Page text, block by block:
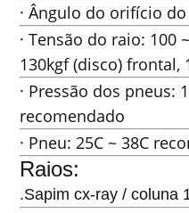
· Ângulo do orifício
· Tensão do raio: 100
130kgf (disco) frontal,
· Pressão dos pneus:
recomendado
· Pneu: 25C ~ 38C
Raios:
.Sapim cx-ray / coluna